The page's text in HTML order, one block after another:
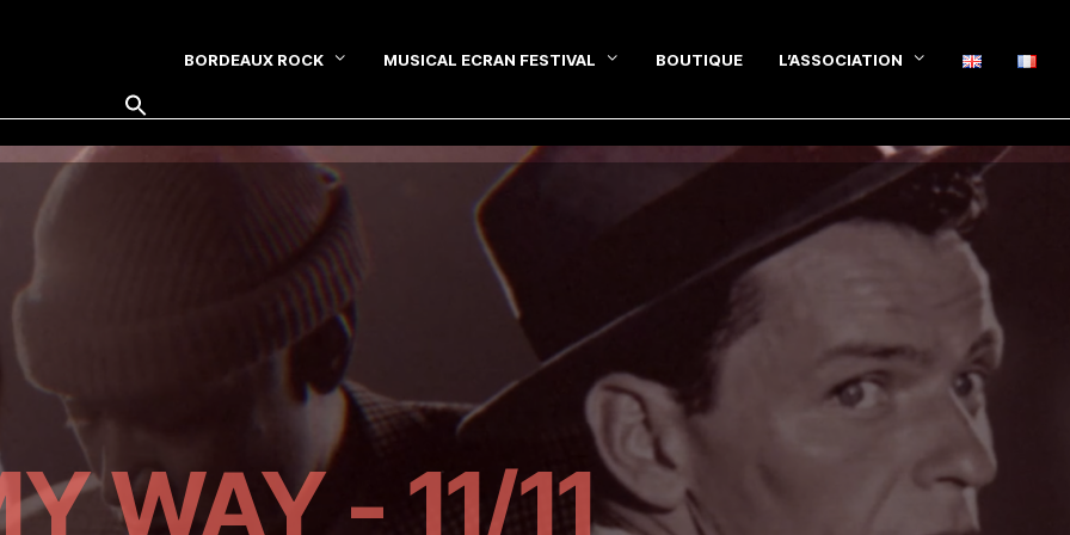
SEARCH FOR:
BORDEAUX ROCK MUSICAL ECRAN FESTIVAL BOUTIQUE L’ASSOCIATION
WAY - 11/11